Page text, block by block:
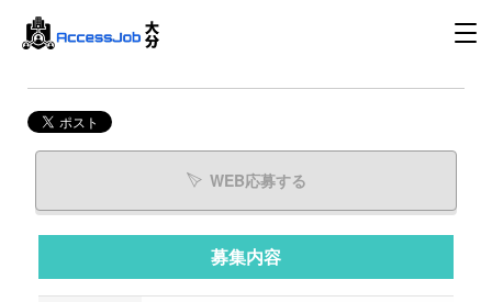
WEB応募する
募集内容